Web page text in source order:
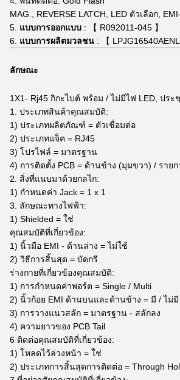
MAG., REVERSE LATCH, LED ตัวเลือก,
5. แบบการออกแบบ : 【 R092011-045 】
6. แบบการผลิตมวลชน : 【 LPJG16540AENL
ลักษณะ
1X1- Rj45 กิกะไบต์ พร้อม / ไม่มีไฟ LED, ประ
1. ประเภทสินค้าคุณสมบัติ:
1) ประเภทผลิตภัณฑ์ = ตัวเชื่อมต่อ
2) ประเภทแจ็ค = RJ45
3) โปรไฟล์ = มาตรฐาน
4) การติดตั้ง PCB = ด้านข้าง (มุมขวา) / ราย
2. สิ่งที่แนบมาด้วยกลไก:
1) กำหนดค่า Jack = 1 x 1
3. ลักษณะทางไฟฟ้า:
1) Shielded = ใช่
คุณสมบัติที่เกี่ยวข้อง:
1) นิ้วมือ EMI - ด้านล่าง = ไม่ใช้
2) วิธีการสิ้นสุด = บัดกรี
ร่างกายที่เกี่ยวข้องคุณสมบัติ:
1) การกำหนดค่าพอร์ต = Single / Multi
2) นิ้วก้อย EMI ด้านบนและด้านข้าง = มี / ไม่มี
3) การวางแนวสลัก = มาตรฐาน - สลักลง
4) ความยาวของ PCB Tail
6 ติดต่อคุณสมบัติที่เกี่ยวข้อง:
1) โหลดไว้ล่วงหน้า = ใช่
2) ประเภทการสิ้นสุดการติดต่อ = Through